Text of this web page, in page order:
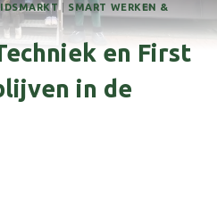
| SMART WERKEN &
en First
in de